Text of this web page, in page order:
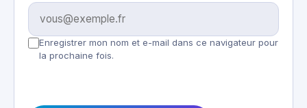
Enregistrer mon nom et e-mail dans ce navigateur pour
la prochaine fois.